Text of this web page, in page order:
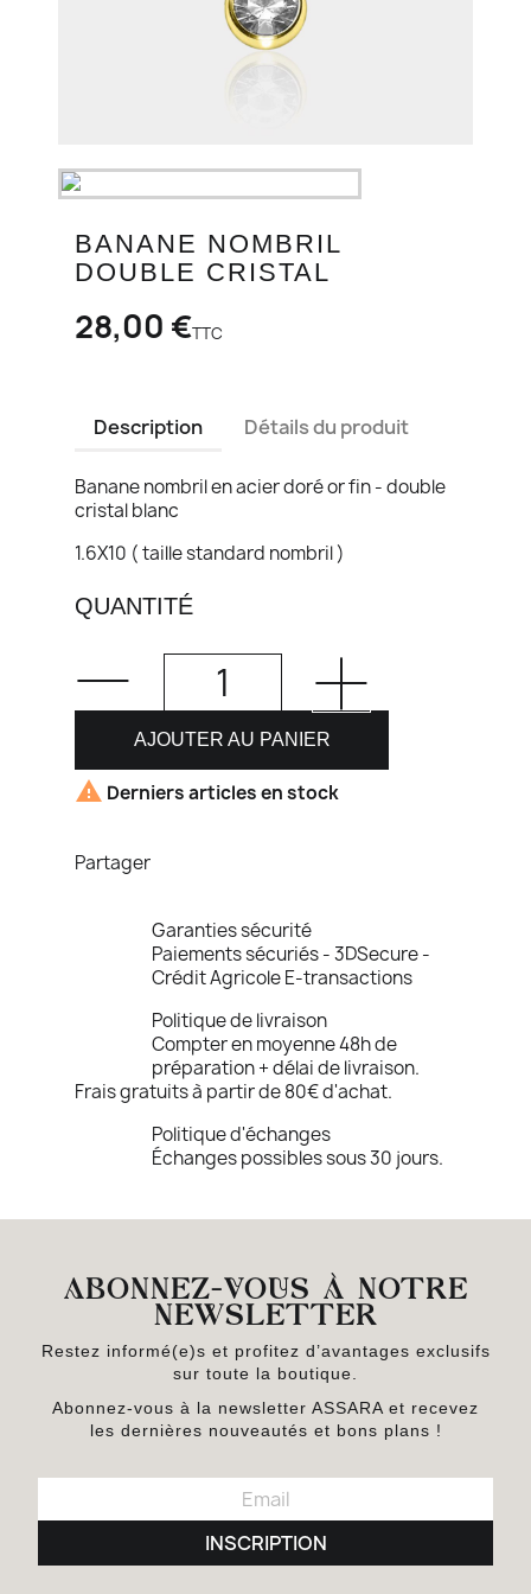
BANANE NOMBRIL
DOUBLE CRISTAL
28,00 €TTC
Description Détails du produit
Banane nombril en acier doré or fin - double
cristal blanc
1.6X10 ( taille standard nombril )
QUANTITÉ
AJOUTER AU PANIER
 Derniers articles en stock
Partager
Garanties sécurité
Paiements sécuriés - 3DSecure -
Crédit Agricole E-transactions
Politique de livraison
Compter en moyenne 48h de
préparation + délai de livraison.
Frais gratuits à partir de 80€ d'achat.
Politique d'échanges
Échanges possibles sous 30 jours.
ABONNEZ-VOUS À NOTRE
NEWSLETTER
Restez informé(e)s et profitez d’avantages exclusifs
sur toute la boutique.
Abonnez-vous à la newsletter ASSARA et recevez
les dernières nouveautés et bons plans !
INSCRIPTION